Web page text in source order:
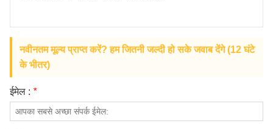
नवीनतम मूल्य प्राप्त करें? हम जितनी जल्दी हो सके जवाब देंगे (12 घंटे
के भीतर)
ईमेल : *